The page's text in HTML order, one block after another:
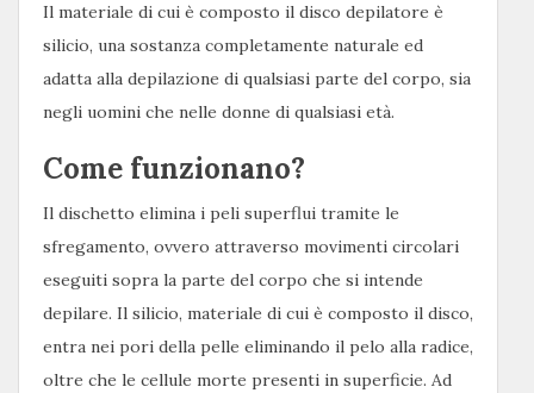
Il materiale di cui è composto il disco depilatore è
silicio, una sostanza completamente naturale ed
adatta alla depilazione di qualsiasi parte del corpo, sia
negli uomini che nelle donne di qualsiasi età.
Come funzionano?
Il dischetto elimina i peli superflui tramite le
sfregamento, ovvero attraverso movimenti circolari
eseguiti sopra la parte del corpo che si intende
depilare. Il silicio, materiale di cui è composto il disco,
entra nei pori della pelle eliminando il pelo alla radice,
oltre che le cellule morte presenti in superficie. Ad